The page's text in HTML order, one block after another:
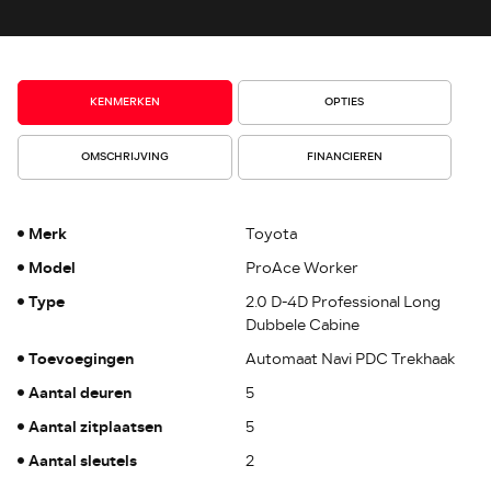
KENMERKEN OPTIES
OMSCHRIJVING FINANCIEREN
Merk Toyota
Model ProAce Worker
Type
2.0 D-4D Professional Long
Dubbele Cabine
Toevoegingen Automaat Navi PDC Trekhaak
Aantal deuren 5
Aantal zitplaatsen 5
Aantal sleutels 2